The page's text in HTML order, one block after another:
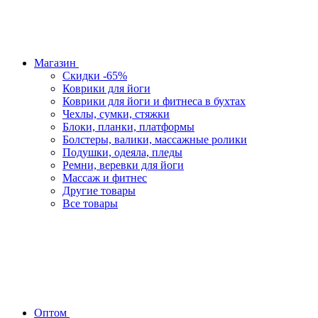
Магазин
Скидки -65%
Коврики для йоги
Коврики для йоги и фитнеса в бухтах
Чехлы, сумки, стяжки
Блоки, планки, платформы
Болстеры, валики, массажные ролики
Подушки, одеяла, пледы
Ремни, веревки для йоги
Массаж и фитнес
Другие товары
Все товары
Оптом